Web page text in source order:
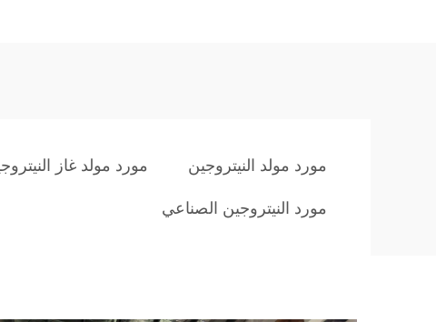
مورد مولد النيتروجين مورد مولد غاز
مورد النيتروجين الصناعي